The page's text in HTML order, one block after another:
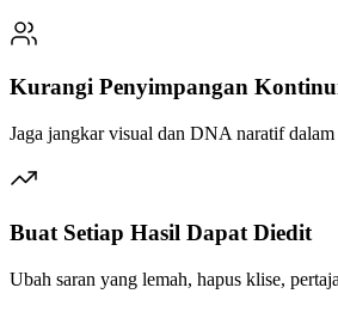
Kurangi Penyimpangan
Jaga jangkar visual dan DNA naratif
Buat Setiap Hasil Dapat Diedit
Ubah saran yang lemah, hapus klise,